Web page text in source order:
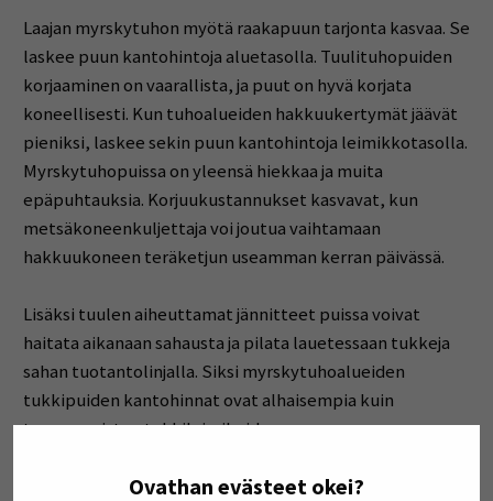
Ovathan evästeet okei?
Laajan myrskytuhon myötä raakapuun tarjonta kasvaa. Se
laskee puun kantohintoja aluetasolla. Tuulituhopuiden
korjaaminen on vaarallista, ja puut on hyvä korjata
koneellisesti. Kun tuhoalueiden hakkuukertymät jäävät
pieniksi, laskee sekin puun kantohintoja leimikkotasolla.
Myrskytuhopuissa on yleensä hiekkaa ja muita
epäpuhtauksia. Korjuukustannukset kasvavat, kun
metsäkoneenkuljettaja voi joutua vaihtamaan
hakkuukoneen teräketjun useamman kerran päivässä.
Lisäksi tuulen aiheuttamat jännitteet puissa voivat
haitata aikanaan sahausta ja pilata lauetessaan tukkeja
sahan tuotantolinjalla. Siksi myrskytuhoalueiden
tukkipuiden kantohinnat ovat alhaisempia kuin
tavanomaisten tukkileimikoiden.
Talvella tuulikaatopuut eivät onneksi metsässä pilaannu.